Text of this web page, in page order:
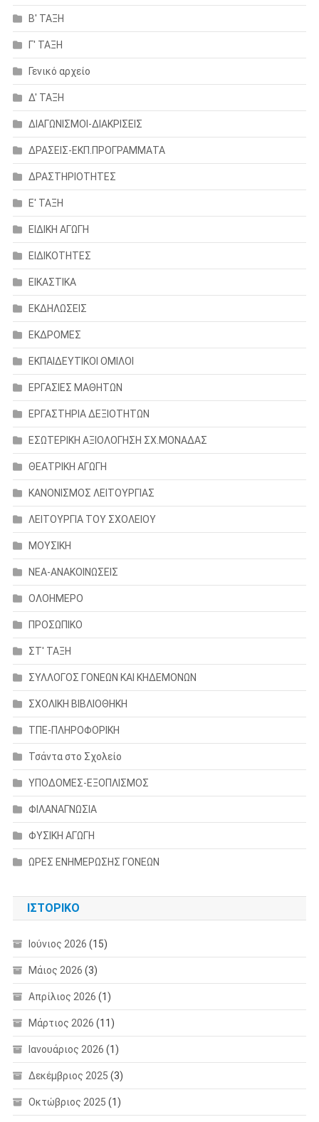
Β' ΤΑΞΗ
Γ' ΤΑΞΗ
Γενικό αρχείο
Δ' ΤΑΞΗ
ΔΙΑΓΩΝΙΣΜΟΙ-ΔΙΑΚΡΙΣΕΙΣ
ΔΡΑΣΕΙΣ-ΕΚΠ.ΠΡΟΓΡΑΜΜΑΤΑ
ΔΡΑΣΤΗΡΙΟΤΗΤΕΣ
Ε' ΤΑΞΗ
ΕΙΔΙΚΗ ΑΓΩΓΗ
ΕΙΔΙΚΟΤΗΤΕΣ
ΕΙΚΑΣΤΙΚΑ
ΕΚΔΗΛΩΣΕΙΣ
ΕΚΔΡΟΜΕΣ
ΕΚΠΑΙΔΕΥΤΙΚΟΙ ΟΜΙΛΟΙ
ΕΡΓΑΣΙΕΣ ΜΑΘΗΤΩΝ
ΕΡΓΑΣΤΗΡΙΑ ΔΕΞΙΟΤΗΤΩΝ
ΕΣΩΤΕΡΙΚΗ ΑΞΙΟΛΟΓΗΣΗ ΣΧ.ΜΟΝΑΔΑΣ
ΘΕΑΤΡΙΚΗ ΑΓΩΓΗ
ΚΑΝΟΝΙΣΜΟΣ ΛΕΙΤΟΥΡΓΙΑΣ
ΛΕΙΤΟΥΡΓΙΑ ΤΟΥ ΣΧΟΛΕΙΟΥ
ΜΟΥΣΙΚΗ
ΝΕΑ-ΑΝΑΚΟΙΝΩΣΕΙΣ
ΟΛΟΗΜΕΡΟ
ΠΡΟΣΩΠΙΚΟ
ΣΤ' ΤΑΞΗ
ΣΥΛΛΟΓΟΣ ΓΟΝΕΩΝ ΚΑΙ ΚΗΔΕΜΟΝΩΝ
ΣΧΟΛΙΚΗ ΒΙΒΛΙΟΘΗΚΗ
ΤΠΕ-ΠΛΗΡΟΦΟΡΙΚΗ
Τσάντα στο Σχολείο
ΥΠΟΔΟΜΕΣ-ΕΞΟΠΛΙΣΜΟΣ
ΦΙΛΑΝΑΓΝΩΣΙΑ
ΦΥΣΙΚΗ ΑΓΩΓΗ
ΩΡΕΣ ΕΝΗΜΕΡΩΣΗΣ ΓΟΝΕΩΝ
ΙΣΤΟΡΙΚΌ
Ιούνιος 2026 (15)
Μάιος 2026 (3)
Απρίλιος 2026 (1)
Μάρτιος 2026 (11)
Ιανουάριος 2026 (1)
Δεκέμβριος 2025 (3)
Οκτώβριος 2025 (1)